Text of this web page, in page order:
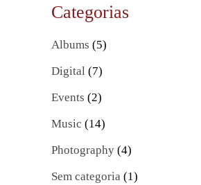
Categorias
Albums (5)
Digital (7)
Events (2)
Music (14)
Photography (4)
Sem categoria (1)